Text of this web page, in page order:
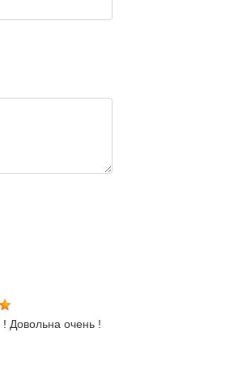
Довольна очень !